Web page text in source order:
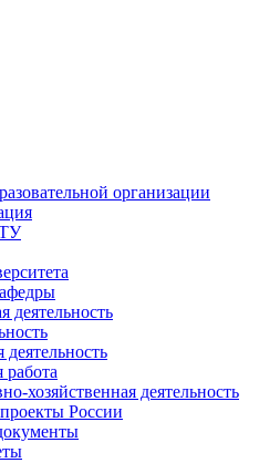
организации
деятельность
работа
хозяйственная деятельность
России